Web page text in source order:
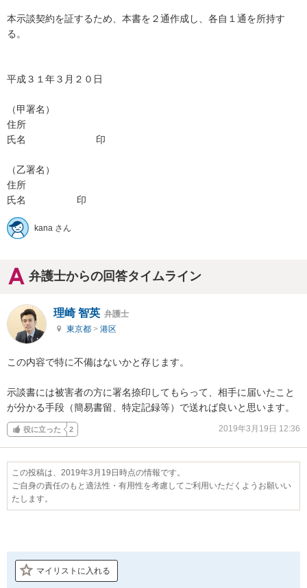
本示談契約を証するため、本書を２通作成し、各自１通を所持す
る。
平成３１年３月２０日
（甲署名）
住所
氏名　　　　　　　 印
（乙署名）
住所
kana さん
弁護士からの回答タイムライン
理崎 智英 弁護士
東京都 > 港区
この内容で特に不備はないかと存じます。
示談書には被害者の方に署名捺印してもらって、相手に届いたこと
が分かる手段（簡易書留、特定記録等）で送れば良いと思います。
役に立った 2 2019年3月19日 12:36
この投稿は、2019年3月19日時点の情報です。
ご自身の責任のもと適法性・有用性を考慮してご利用いただくようお願いい
たします。
マイリストに入れる